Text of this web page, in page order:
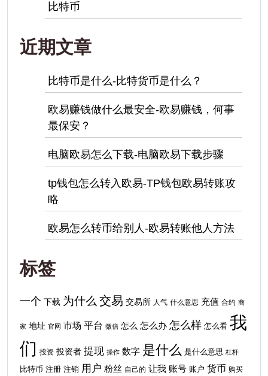
比特币
近期文章
比特币是什么-比特货币是什么？
欧易赚钱做什么最安全-欧易赚钱，何事
最保安？
电脑欧易怎么下载-电脑欧易下载步骤
tp钱包怎么转入欧易-TP钱包欧易转账攻
略
欧易怎么转币给别人-欧易转账他人方法
标签
一个 下载 为什么 交易 交易所 人气 什么意思 充值 合约 商
家 地址 官网 市场 平台 微信 怎么 怎么办 怎么样 怎么看 我
们 投资 投资者 提现 操作 数字 是什么 是什么意思 杠杆
比特币 注册 注销 用户 粉丝 自己的 让我 账号 账户 货币 购买